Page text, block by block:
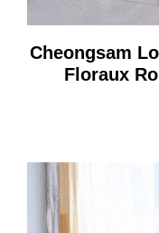
Cheongsam
Floraux